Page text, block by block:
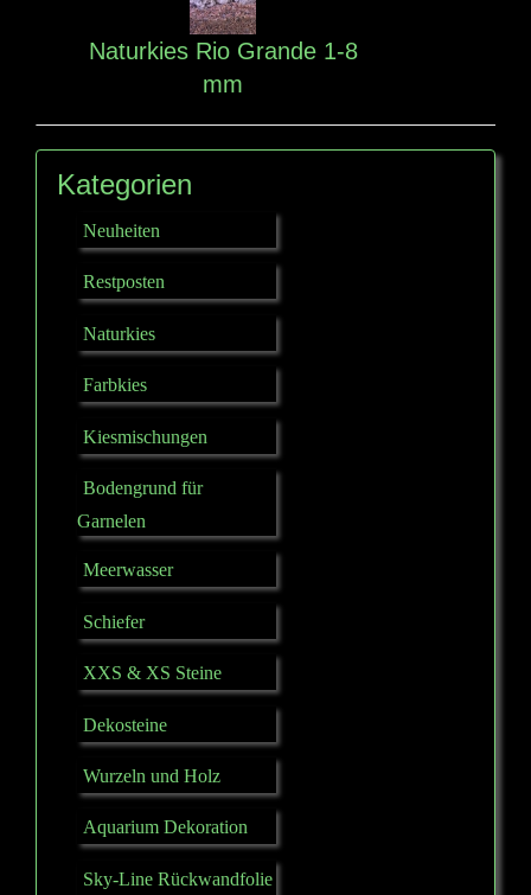
Naturkies Rio Grande 1-8
mm
Kategorien
Neuheiten
Restposten
Naturkies
Farbkies
Kiesmischungen
Bodengrund für
Garnelen
Meerwasser
Schiefer
XXS & XS Steine
Dekosteine
Wurzeln und Holz
Aquarium Dekoration
Sky-Line Rückwandfolie